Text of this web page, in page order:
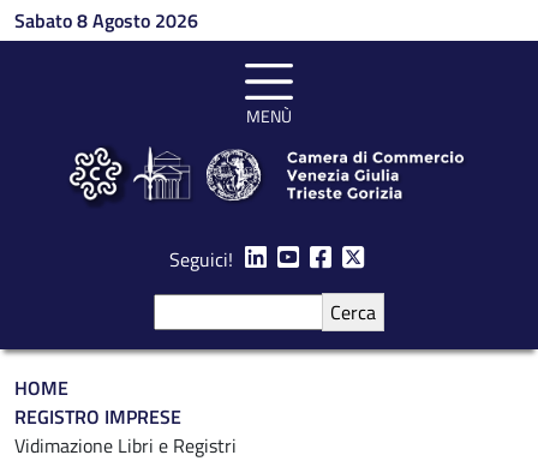
Salta al contenuto principale
Sabato 8 Agosto 2026
MENÙ
Seguici!
Briciole di pane
HOME
REGISTRO IMPRESE
Vidimazione Libri e Registri